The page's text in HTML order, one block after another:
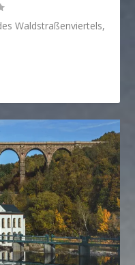
Waldstraßenviertels,